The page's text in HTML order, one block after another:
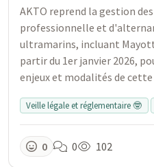
AKTO reprend la gestion
professionnelle et
ultramarins, incluant
partir du 1er janvier 2026,
enjeux et modalités de cette
Veille légale et réglementaire 🤓
0 0 102